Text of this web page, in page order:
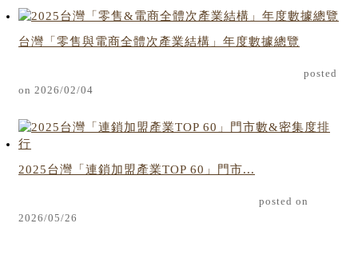
台灣「零售與電商全體次產業結構」年度數據總覽
posted
on 2026/02/04
2025台灣「連鎖加盟產業TOP 60」門市...
posted on
2026/05/26